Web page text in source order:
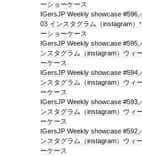
ーショーケース
IGersJP Weekly showcase #596
03 インスタグラム（instagram）
ーショーケース
IGersJP Weekly showcase #595
ンスタグラム（instagram）ウィ
ーケース
IGersJP Weekly showcase #594
ンスタグラム（instagram）ウィ
ーケース
IGersJP Weekly showcase #593
ンスタグラム（instagram）ウィ
ーケース
IGersJP Weekly showcase #592
ンスタグラム（instagram）ウィ
ーケース